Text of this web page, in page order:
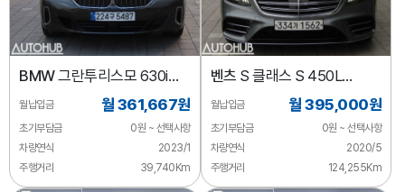
BMW그란투리스모 630i
xDrive M 스포츠
월납입금 월 361,667원
초기부담금
0원 ~ 선택사항
차량연식
2023/1
주행거리
39,740Km
벤츠 S 클래스 S 450L
4MATIC
월납입금 월 395,000원
초기부담금
0원 ~ 선택사항
차량연식
2020/5
주행거리
124,255Km